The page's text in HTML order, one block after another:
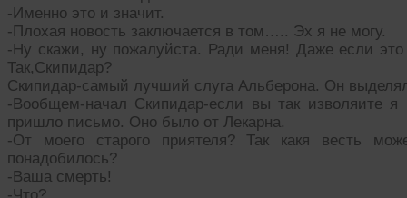
-Именно это и значит.
-Плохая новость заключается в том….. Эх я не могу.
-Ну скажи, ну пожалуйста. Ради меня! Даже если
Так,Скипидар?
Скипидар-самый лучший слуга Альберона. Он
-Вообщем-начал Скипидар-если вы так изволяите
пришло письмо. Оно было от Лекарна.
-От моего старого приятеля? Так какя весть
понадобилось?
-Ваша смерть!
-Что?